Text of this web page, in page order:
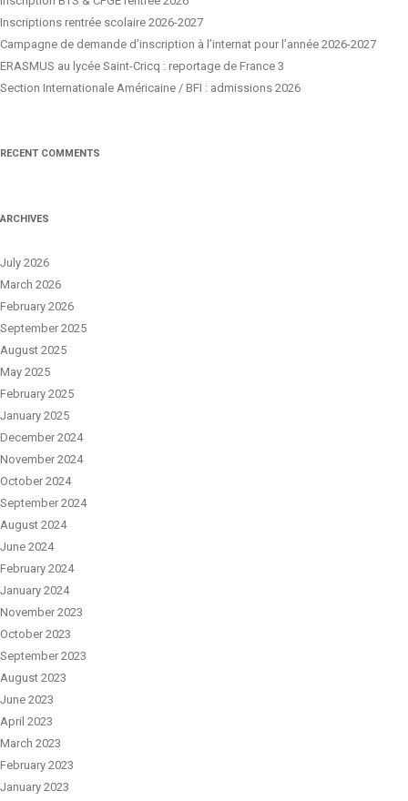
Inscriptions rentrée scolaire 2026-2027
Campagne de demande d’inscription à l’internat pour l’année 2026-2027
ERASMUS au lycée Saint-Cricq : reportage de France 3
Section Internationale Américaine / BFI : admissions 2026
RECENT COMMENTS
ARCHIVES
July 2026
March 2026
February 2026
September 2025
August 2025
May 2025
February 2025
January 2025
December 2024
November 2024
October 2024
September 2024
August 2024
June 2024
February 2024
January 2024
November 2023
October 2023
September 2023
August 2023
June 2023
April 2023
March 2023
February 2023
January 2023